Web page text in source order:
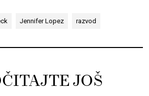
Jennifer Lopez razvod
JOŠ